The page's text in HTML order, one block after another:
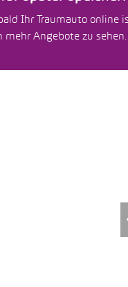
Ihr Traumauto online
mehr Angebote zu sehen.